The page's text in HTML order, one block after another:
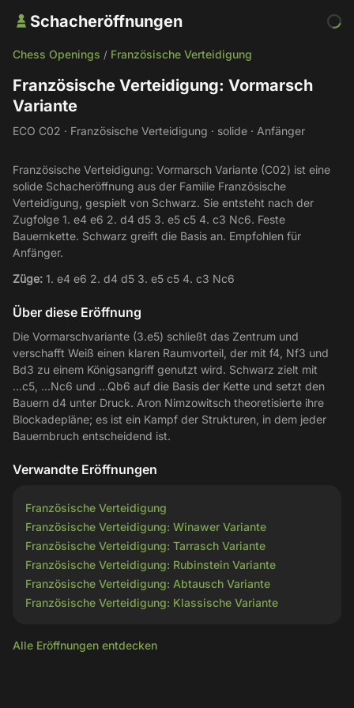
Schacheröffnungen
Chess Openings / Französische Verteidigung
Französische Verteidigung: Vormarsch
Variante
ECO C02 · Französische Verteidigung · solide · Anfänger
Französische Verteidigung: Vormarsch Variante (C02) ist eine
solide Schacheröffnung aus der Familie Französische
Verteidigung, gespielt von Schwarz. Sie entsteht nach der
Zugfolge 1. e4 e6 2. d4 d5 3. e5 c5 4. c3 Nc6. Feste
Bauernkette. Schwarz greift die Basis an. Empfohlen für
Anfänger.
Züge: 1. e4 e6 2. d4 d5 3. e5 c5 4. c3 Nc6
Über diese Eröffnung
Die Vormarschvariante (3.e5) schließt das Zentrum und
verschafft Weiß einen klaren Raumvorteil, der mit f4, Nf3 und
Bd3 zu einem Königsangriff genutzt wird. Schwarz zielt mit
...c5, ...Nc6 und ...Qb6 auf die Basis der Kette und setzt den
Bauern d4 unter Druck. Aron Nimzowitsch theoretisierte ihre
Blockadepläne; es ist ein Kampf der Strukturen, in dem jeder
Bauernbruch entscheidend ist.
Verwandte Eröffnungen
Französische Verteidigung
Französische Verteidigung: Winawer Variante
Französische Verteidigung: Tarrasch Variante
Französische Verteidigung: Rubinstein Variante
Französische Verteidigung: Abtausch Variante
Französische Verteidigung: Klassische Variante
Alle Eröffnungen entdecken